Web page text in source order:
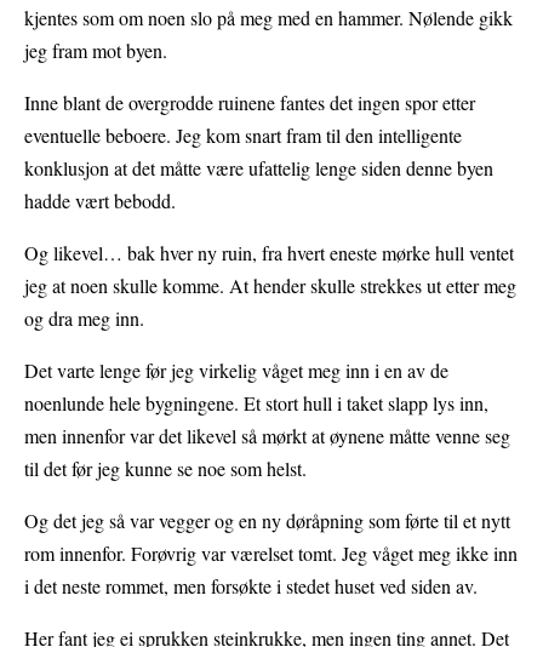
kjentes som om noen slo på meg med en hammer. Nølende gikk
jeg fram mot byen.
Inne blant de overgrodde ruinene fantes det ingen spor etter
eventuelle beboere. Jeg kom snart fram til den intelligente
konklusjon at det måtte være ufattelig lenge siden denne byen
hadde vært bebodd.
Og likevel… bak hver ny ruin, fra hvert eneste mørke hull ventet
jeg at noen skulle komme. At hender skulle strekkes ut etter meg
og dra meg inn.
Det varte lenge før jeg virkelig våget meg inn i en av de
noenlunde hele bygningene. Et stort hull i taket slapp lys inn,
men innenfor var det likevel så mørkt at øynene måtte venne seg
til det før jeg kunne se noe som helst.
Og det jeg så var vegger og en ny døråpning som førte til et nytt
rom innenfor. Forøvrig var værelset tomt. Jeg våget meg ikke inn
i det neste rommet, men forsøkte i stedet huset ved siden av.
Her fant jeg ei sprukken steinkrukke, men ingen ting annet. Det